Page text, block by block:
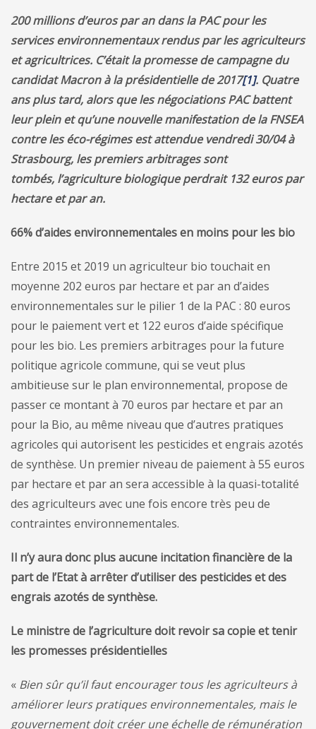
200 millions d’euros par an dans la PAC pour les
services environnementaux rendus par les agriculteurs
et agricultrices. C’était la promesse de campagne du
candidat Macron à la présidentielle de 2017[1]. Quatre
ans plus tard, alors que les négociations PAC battent
leur plein et qu’une nouvelle manifestation de la FNSEA
contre les éco-régimes est attendue vendredi 30/04 à
Strasbourg, les premiers arbitrages sont
tombés, l’agriculture biologique perdrait 132 euros par
hectare et par an.
66% d’aides environnementales en moins pour les bio
Entre 2015 et 2019 un agriculteur bio touchait en
moyenne 202 euros par hectare et par an d’aides
environnementales sur le pilier 1 de la PAC : 80 euros
pour le paiement vert et 122 euros d’aide spécifique
pour les bio. Les premiers arbitrages pour la future
politique agricole commune, qui se veut plus
ambitieuse sur le plan environnemental, propose de
passer ce montant à 70 euros par hectare et par an
pour la Bio, au même niveau que d’autres pratiques
agricoles qui autorisent les pesticides et engrais azotés
de synthèse. Un premier niveau de paiement à 55 euros
par hectare et par an sera accessible à la quasi-totalité
des agriculteurs avec une fois encore très peu de
contraintes environnementales.
Il n’y aura donc plus aucune incitation financière de la
part de l’Etat à arrêter d’utiliser des pesticides et des
engrais azotés de synthèse.
Le ministre de l’agriculture doit revoir sa copie et tenir
les promesses présidentielles
« Bien sûr qu’il faut encourager tous les agriculteurs à
améliorer leurs pratiques environnementales, mais le
gouvernement doit créer une échelle de rémunération